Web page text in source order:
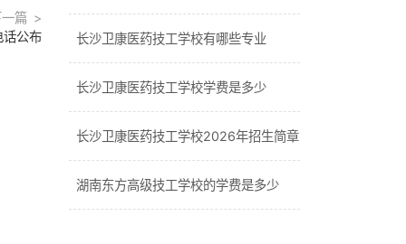
篇
话公布
长沙卫康医药技工学校有哪些专业
长沙卫康医药技工学校学费是多少
长沙卫康医药技工学校2026年招生简章
湖南东方高级技工学校的学费是多少